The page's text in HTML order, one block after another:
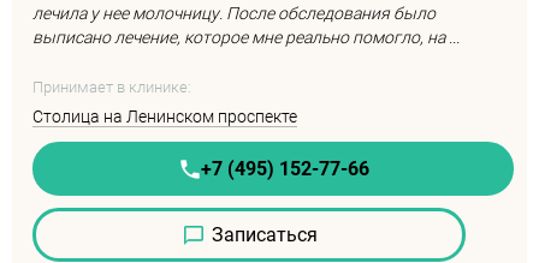
лечила у нее молочницу. После обследования было
выписано лечение, которое мне реально помогло, на ...
Принимает в клинике:
Столица на Ленинском проспекте
+7 (495) 152-77-66
Записаться